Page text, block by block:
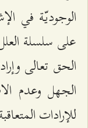
الوجوديّة في
على سلسلة
الحق تعالى
الجهل وعدم
للإرادات